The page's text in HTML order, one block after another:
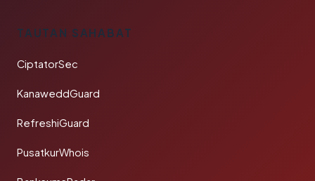
TAUTAN SAHABAT
CiptatorSec
KanaweddGuard
RefreshiGuard
PusatkurWhois